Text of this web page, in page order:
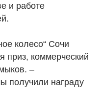
и работе
колесо“ Сочи
приз, коммерческий
–
получили награду